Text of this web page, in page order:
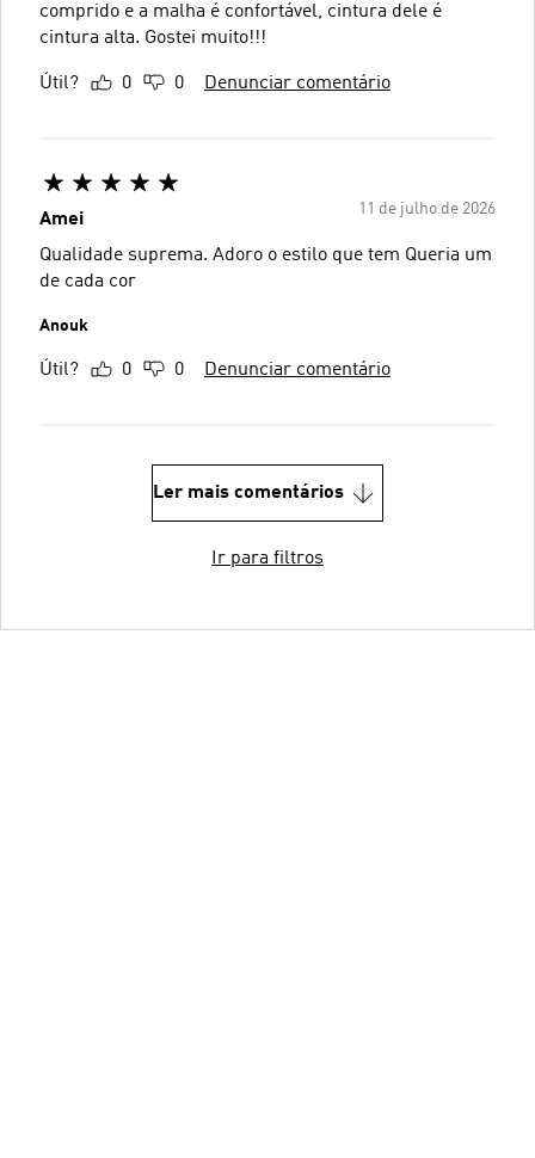
comprido e a malha é confortável, cintura dele é
cintura alta. Gostei muito!!!
Útil? 0 0 Denunciar comentário
11 de julho de 2026
Amei
Qualidade suprema. Adoro o estilo que tem Queria um
de cada cor
Anouk
Útil? 0 0 Denunciar comentário
Ler mais comentários
Ir para filtros